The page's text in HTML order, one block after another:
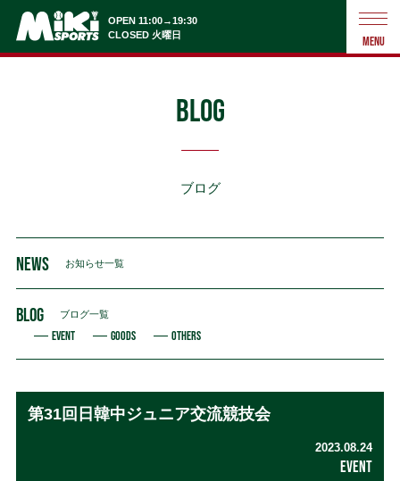
MENU
OPEN 11:00→19:30
CLOSED 火曜日
BLOG
ブログ
第31回日韓中ジュニア交流競技会
2023.08.24
EVENT
NEWS お知らせ一覧
BLOG ブログ一覧
EVENT GOODS OTHERS